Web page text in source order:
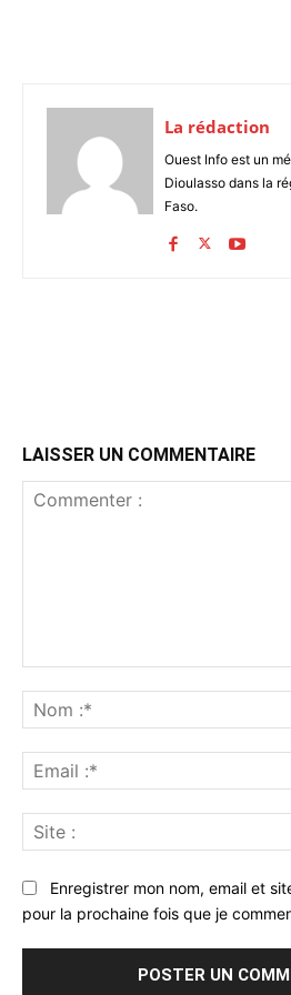
La rédaction
Ouest Info est un
Dioulasso dans la
Faso.
LAISSER UN COMMENTAIRE
Enregistrer mon nom, email et
pour la prochaine fois que je